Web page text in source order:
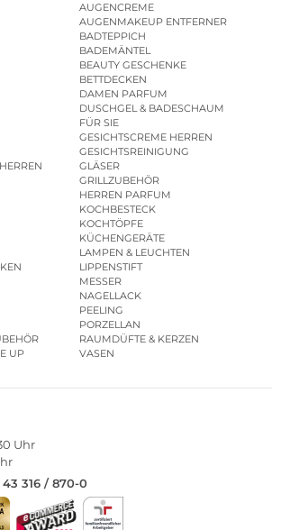
AUGENCREME
AUGENMAKEUP ENTFERNER
BADTEPPICH
BADEMÄNTEL
BEAUTY GESCHENKE
BETTDECKEN
DAMEN PARFUM
DUSCHGEL & BADESCHAUM
FÜR SIE
GESICHTSCREME HERREN
GESICHTSREINIGUNG
GLÄSER
GRILLZUBEHÖR
HERREN PARFUM
KOCHBESTECK
KOCHTÖPFE
KÜCHENGERÄTE
LAMPEN & LEUCHTEN
LIPPENSTIFT
MESSER
NAGELLACK
PEELING
PORZELLAN
RAUMDÜFTE & KERZEN
UP
VASEN
Uhr
43 316 / 870-0